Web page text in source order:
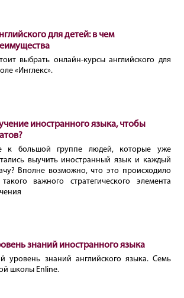
для детей: в чем
выбрать онлайн-курсы английского для
«Инглекс».
иностранного языка, чтобы
к большой группе людей, которые уже
выучить иностранный язык и каждый
Вполне возможно, что это происходило
важного стратегического элемента
знаний иностранного языка
уровень знаний английского языка. Семь
школы Enline.